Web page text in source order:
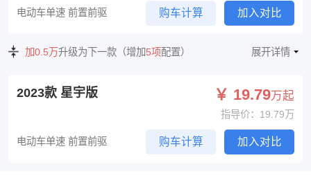
电动车单速 前置前驱 购车计算 加入对比
加0.5万升级为下一款（增加5项配置） 展开详情
2023款 星宇版 ￥ 19.79万起
指导价：19.79万
电动车单速 前置前驱 购车计算 加入对比